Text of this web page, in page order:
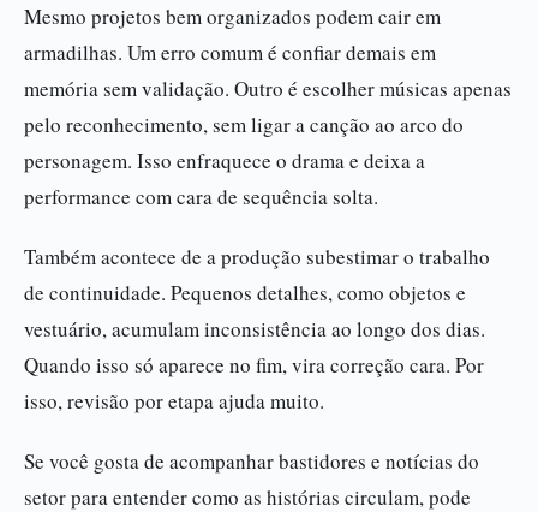
Mesmo projetos bem organizados podem cair em
armadilhas. Um erro comum é confiar demais em
memória sem validação. Outro é escolher músicas apenas
pelo reconhecimento, sem ligar a canção ao arco do
personagem. Isso enfraquece o drama e deixa a
performance com cara de sequência solta.
Também acontece de a produção subestimar o trabalho
de continuidade. Pequenos detalhes, como objetos e
vestuário, acumulam inconsistência ao longo dos dias.
Quando isso só aparece no fim, vira correção cara. Por
isso, revisão por etapa ajuda muito.
Se você gosta de acompanhar bastidores e notícias do
setor para entender como as histórias circulam, pode